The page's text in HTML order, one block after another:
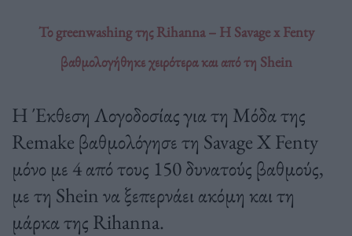
Το greenwashing της Rihanna – Η Savage x Fenty
βαθμολογήθηκε χειρότερα και από τη Shein
H Έκθεση Λογοδοσίας για τη Μόδα της
Remake βαθμολόγησε τη Savage X Fenty
μόνο με 4 από τους 150 δυνατούς βαθμούς,
με τη Shein να ξεπερνάει ακόμη και τη
μάρκα της Rihanna.